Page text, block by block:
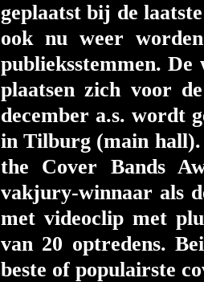
geplaatst bij de
ook nu weer
publieksstemmen.
plaatsen zich voor
december a.s. wordt
in Tilburg (main
the Cover Bands
vakjury-winnaar als
met videoclip met
van 20 optredens.
beste of populairste